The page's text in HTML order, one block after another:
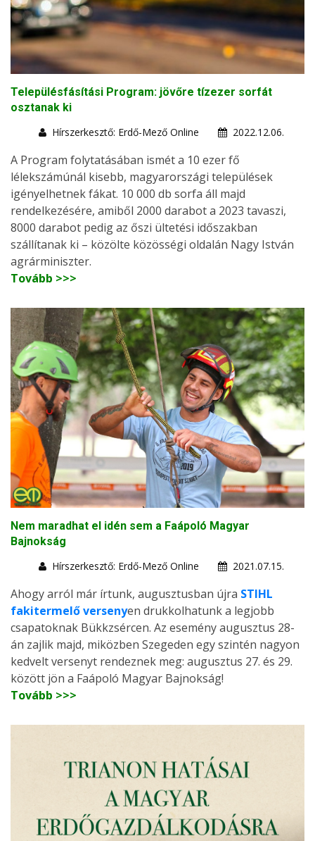
Településfásítási Program: jövőre tízezer sorfát
osztanak ki
Hírszerkesztő: Erdő-Mező Online
2022.12.06.
A Program folytatásában ismét a 10 ezer fő
lélekszámúnál kisebb, magyarországi települések
igényelhetnek fákat. 10 000 db sorfa áll majd
rendelkezésére, amiből 2000 darabot a 2023 tavaszi,
8000 darabot pedig az őszi ültetési időszakban
szállítanak ki – közölte közösségi oldalán Nagy István
agrárminiszter.
Tovább >>>
Nem maradhat el idén sem a Faápoló Magyar
Bajnokság
Hírszerkesztő: Erdő-Mező Online
2021.07.15.
Ahogy arról már írtunk, augusztusban újra STIHL
fakitermelő versenyen drukkolhatunk a legjobb
csapatoknak Bükkzsércen. Az esemény augusztus 28-
án zajlik majd, miközben Szegeden egy szintén nagyon
kedvelt versenyt rendeznek meg: augusztus 27. és 29.
között jön a Faápoló Magyar Bajnokság!
Tovább >>>